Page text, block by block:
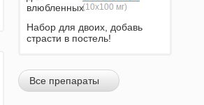
(10х100 мг)
Набор для двоих, добавь
страсти в постель!
Все препараты